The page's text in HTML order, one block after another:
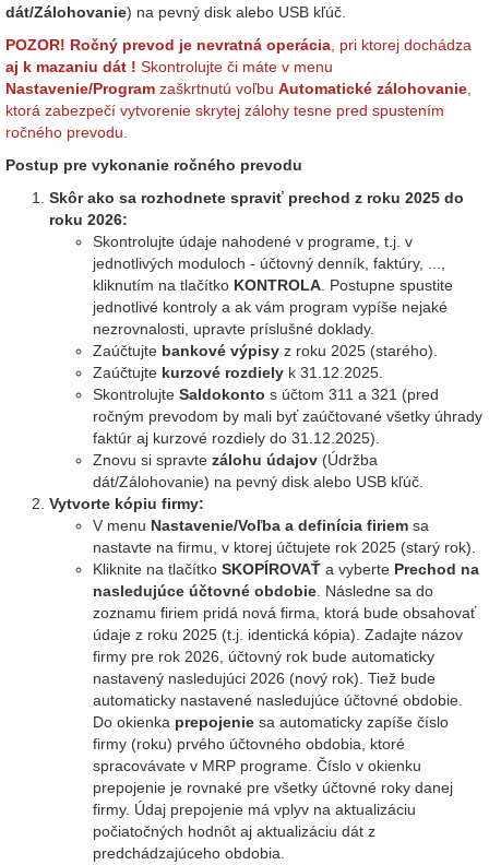
dát/Zálohovanie) na pevný disk alebo USB kľúč.
POZOR! Ročný prevod je nevratná operácia , pri ktorej dochádza
aj k mazaniu dát ! Skontrolujte či máte v menu
Nastavenie/Program zaškrtnutú voľbu Automatické zálohovanie
ktorá zabezpečí vytvorenie skrytej zálohy tesne pred spustením
ročného prevodu.
Postup pre vykonanie ročného prevodu
Skôr ako sa rozhodnete spraviť prechod z roku 2025 do
roku 2026:
Skontrolujte údaje nahodené v programe, t.j. v
jednotlivých moduloch - účtovný denník, faktúry, ...,
kliknutím na tlačítko KONTROLA . Postupne spustite
jednotlivé kontroly a ak vám program vypíše nejaké
nezrovnalosti, upravte príslušné doklady.
Zaúčtujte bankové výpisy z roku 2025 (starého).
Zaúčtujte kurzové rozdiely k 31.12.2025.
Skontrolujte Saldokonto s účtom 311 a 321 (pred
ročným prevodom by mali byť zaúčtované všetky úhrady
faktúr aj kurzové rozdiely do 31.12.2025).
Znovu si spravte zálohu údajov (Údržba
dát/Zálohovanie) na pevný disk alebo USB kľúč.
Vytvorte kópiu firmy:
V menu Nastavenie/Voľba a definícia firiem sa
nastavte na firmu, v ktorej účtujete rok 2025 (starý rok).
Kliknite na tlačítko SKOPÍROVAŤ a vyberte Prechod na
nasledujúce účtovné obdobie . Následne sa do
zoznamu firiem pridá nová firma, ktorá bude obsahovať
údaje z roku 2025 (t.j. identická kópia). Zadajte názov
firmy pre rok 2026, účtovný rok bude automaticky
nastavený nasledujúci 2026 (nový rok). Tiež bude
automaticky nastavené nasledujúce účtovné obdobie.
Do okienka prepojenie sa automaticky zapíše číslo
firmy (roku) prvého účtovného obdobia, ktoré
spracovávate v MRP programe. Číslo v okienku
prepojenie je rovnaké pre všetky účtovné roky danej
firmy. Údaj prepojenie má vplyv na aktualizáciu
počiatočných hodnôt aj aktualizáciu dát z
predchádzajúceho obdobia.